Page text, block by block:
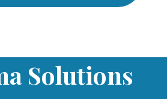
Solutions